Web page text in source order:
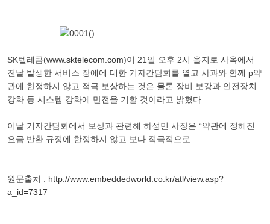
SK텔레콤(www.sktelecom.com)이 21일 오후 2시 을지로 사옥에서
전날 발생한 서비스 장애에 대한 기자간담회를 열고 사과와 함께 p약
관에 한정하지 않고 적극 보상하는 것은 물론 장비 보강과 안전장치
강화 등 시스템 강화에 만전을 기할 것이라고 밝혔다.
이날 기자간담회에서 보상과 관련해 하성민 사장은 “약관에 정해진
요금 반환 규정에 한정하지 않고 보다 적극적으로...
원문출처 : http://www.embeddedworld.co.kr/atl/view.asp?
a_id=7317